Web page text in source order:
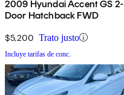
2009 Hyundai Accent GS 2-
Door Hatchback FWD
$5,200 Trato justo
Incluye tarifas de conc.